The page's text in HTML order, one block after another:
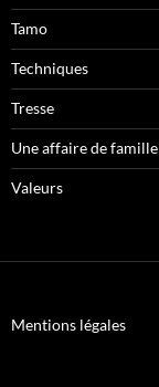
Tamo
Techniques
Tresse
Une affaire de famille
Valeurs
Mentions légales